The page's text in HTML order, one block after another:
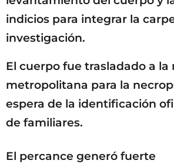
indicios para integrar la
investigación.
El cuerpo fue trasladado a la
metropolitana para la
espera de la identificación
de familiares.
El percance generó fuerte